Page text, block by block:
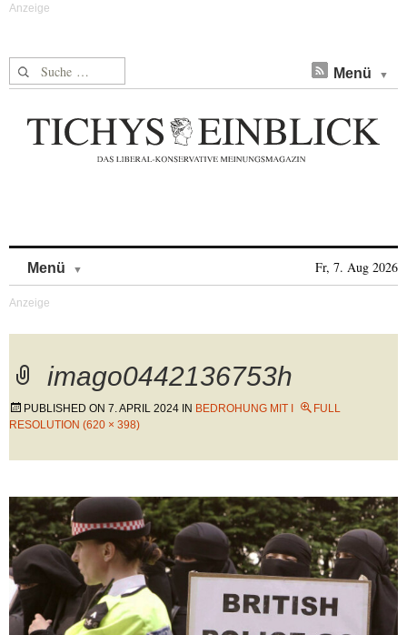
Suche nach: Menü
Menü Fr, 7. Aug 2026
imago0442136753h
PUBLISHED ON 7. APRIL 2024 IN BEDROHUNG MIT I
FULL
RESOLUTION (620 × 398)